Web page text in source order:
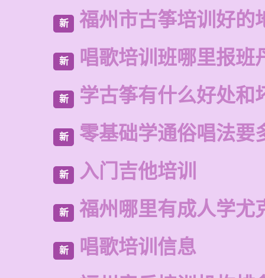
新 福州市古筝培训好的
新 唱歌培训班哪里报班
新 学古筝有什么好处和
新 零基础学通俗唱法要
新 入门吉他培训
新 福州哪里有成人学尤
新
唱歌培训信息